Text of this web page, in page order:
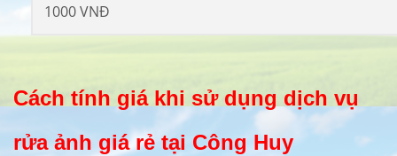
1000 VNĐ
Cách tính giá khi sử dụng dịch vụ
rửa ảnh giá rẻ tại Công Huy